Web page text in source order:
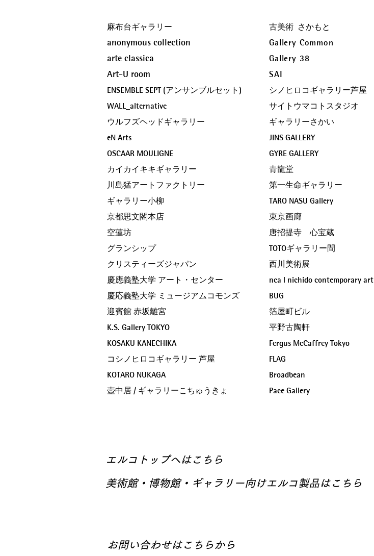
麻布台ギャラリー
anonymous collection
arte classica
Art-U room
ENSEMBLE SEPT (アンサンブルセット)
WALL_alternative
ウルフズヘッドギャラリー
eN Arts
OSCAAR MOULIGNE
カイカイキキギャラリー
川島猛アートファクトリー
ギャラリー小柳
京都思文閣本店
空蓮坊
グランシップ
クリスティーズジャパン
慶應義塾大学 アート・センター
慶応義塾大学 ミュージアムコモンズ
迎賓館 赤坂離宮
K.S. Gallery TOKYO
KOSAKU KANECHIKA
コシノヒロコギャラリー 芦屋
KOTARO NUKAGA
壺中居 / ギャラリーこちゅうきょ
古美術 さかもと
Gallery Common
Gallery 38
SAI
シノヒロコギャラリー芦屋
サイトウマコトスタジオ
ギャラリーさかい
JINS GALLERY
GYRE GALLERY
青龍堂
第一生命ギャラリー
TARO NASU Gallery
東京画廊
唐招提寺 心宝蔵
TOTOギャラリー間
西川美術展
nca l nichido contemporary art
BUG
箔屋町ビル
平野古陶軒
Fergus McCaffrey Tokyo
FLAG
Broadbean
Pace Gallery
エルコトップへはこちら
美術館・博物館・ギャラリー向けエルコ製品はこちら
お問い合わせはこちらから